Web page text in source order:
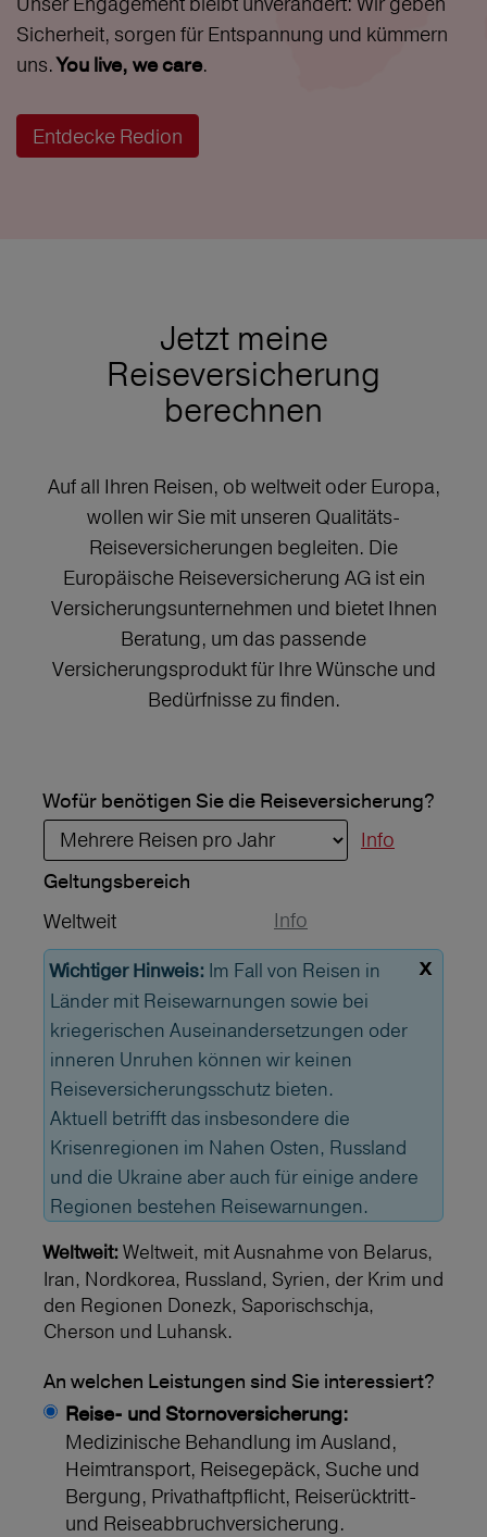
Sicherheit, sorgen für Entspannung und kümmern
uns.You live, we care.
Entdecke Redion
Jetzt meine
Reiseversicherung
berechnen
Auf all Ihren Reisen, ob weltweit oder Europa,
wollen wir Sie mit unseren Qualitäts-
Reiseversicherungen begleiten. Die
Europäische Reiseversicherung AG ist ein
Versicherungsunternehmen und bietet Ihnen
Beratung, um das passende
Versicherungsprodukt für Ihre Wünsche und
Bedürfnisse zu finden.
Wofür benötigen Sie die Reiseversicherung?
Info
Geltungs­bereich
Weltweit
Info
x
Wichtiger Hinweis: Im Fall von Reisen in
Länder mit Reisewarnungen sowie bei
kriegerischen Auseinandersetzungen oder
inneren Unruhen können wir keinen
Reiseversicherungsschutz bieten.
Aktuell betrifft das insbesondere die
Krisenregionen im Nahen Osten, Russland
und die Ukraine aber auch für einige andere
Regionen bestehen Reisewarnungen.
Weltweit: Weltweit, mit Ausnahme von Belarus,
Iran, Nordkorea, Russland, Syrien, der Krim und
den Regionen Donezk, Saporischschja,
Cherson und Luhansk.
An welchen Leistungen sind Sie interessiert?
Reise- und Stornoversicherung:
Medizinische Behandlung im Ausland,
Heimtransport, Reisegepäck, Suche und
Bergung, Privathaftpflicht, Reiserücktritt-
und Reiseabbruchversicherung.